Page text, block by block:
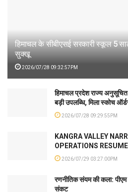
हिमाचल के सीबीएसई सरकारी स्कूल 5
सुक्खू
2026/07/28 09:32:57PM
हिमाचल प्रदेश राज्य अनुसूचित
बड़ी उपलब्धि, मिला स्कोच
2026/07/28 09:29:55PM
KANGRA VALLEY
OPERATIONS
2026/07/29 03:27:00PM
रणनीतिक संयम की कला:
संकट